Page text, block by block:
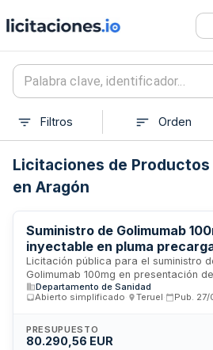
Filtros Orden
Licitaciones de
en Aragón
Suministro de Golimumab
inyectable en pluma
Servicio de Farmacia del
Obispo Polanco de Teruel
Licitación pública para el suministro
Golimumab 100mg en presentación
pluma precargada destinado al
Hospital Universitario Obispo Polanco
través del Servicio Aragonés de
Teruel. El suministro responde a
Departamento de Sanidad
Abierto simplificado
Teruel Pub. 27/
PRESUPUESTO
80.290,56 EUR